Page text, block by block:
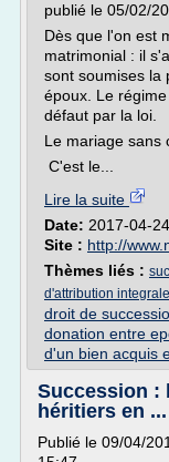
publié le 05/02/
Dès que l'on est
matrimonial : il
sont soumises la
époux. Le
défaut par la loi.
Le mariage sans
C'est le...
Lire la suite
Date: 2017-04-
Site : http://
Thèmes liés :
d'attribution integrale
droit de
donation entre
d'un bien acquis
Succession :
héritiers en ...
Publié le 09/04/